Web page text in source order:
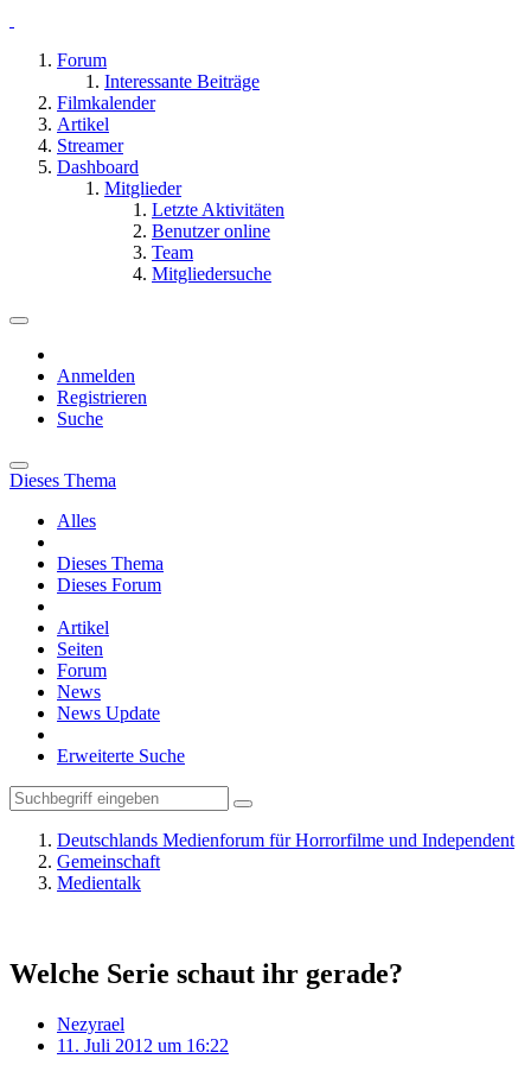
Forum
Interessante Beiträge
Filmkalender
Artikel
Streamer
Dashboard
Mitglieder
Letzte Aktivitäten
Benutzer online
Team
Mitgliedersuche
Anmelden
Registrieren
Suche
Dieses Thema
Alles
Dieses Thema
Dieses Forum
Artikel
Seiten
Forum
News
News Update
Erweiterte Suche
Deutschlands Medienforum für Horrorfilme und Independent
Gemeinschaft
Medientalk
Welche Serie schaut ihr gerade?
Nezyrael
11. Juli 2012 um 16:22